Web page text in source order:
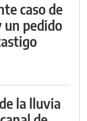
caso de
un pedido
la lluvia